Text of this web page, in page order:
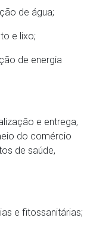
de água;
e lixo;
de energia
e entrega,
do comércio
de saúde,
e fitossanitárias;